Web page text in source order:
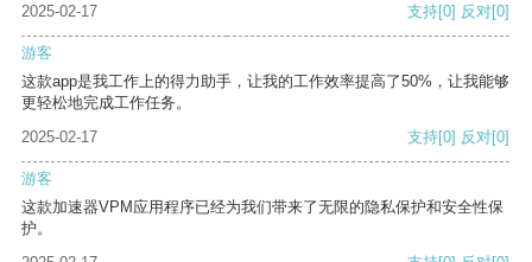
2025-02-17 支持[0] 反对[0]
游客
这款app是我工作上的得力助手，让我的工作效率提高了50%，让我能够
更轻松地完成工作任务。
2025-02-17
支持[0] 反对[0]
游客
这款加速器VPM应用程序已经为我们带来了无限的隐私保护和安全性保
护。